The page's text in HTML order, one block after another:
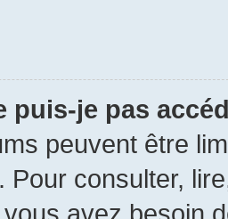
puis-je pas
peuvent être
Pour consulter,
avez besoin